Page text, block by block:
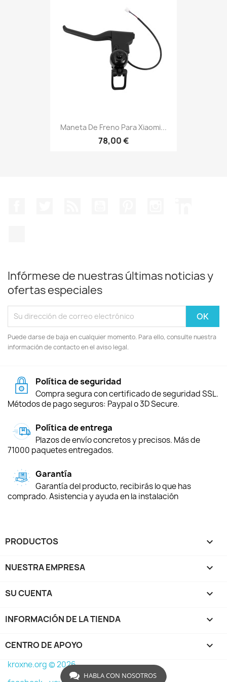
Maneta De Freno Para Xiaomi...
78,00 €
Infórmese de nuestras últimas noticias y
ofertas especiales
Puede darse de baja en cualquier momento. Para ello, consulte nuestra
información de contacto en el aviso legal.
Política de seguridad
Compra segura con certificado de seguridad SSL.
Métodos de pago seguros: Paypal o 3D Secure.
Política de entrega
Plazos de envío concretos y precisos. Más de
71000 paquetes entregados.
Garantía
Garantía del producto, recibirás lo que has
comprado. Asistencia y ayuda en la instalación
PRODUCTOS 
NUESTRA EMPRESA 
SU CUENTA 
INFORMACIÓN DE LA TIENDA keyboard_arrow_down
CENTRO DE APOYO 
kroxne.org © 2026
HABLA CON NOSOTROS